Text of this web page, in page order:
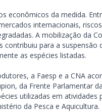
econômicos da medida.
internacionais,
A mobilização da
contribuiu para a
as espécies listadas.
a Faesp e a CNA
da Frente Parlamentar
utilizadas em atividades
da Pesca e Aquicultura.